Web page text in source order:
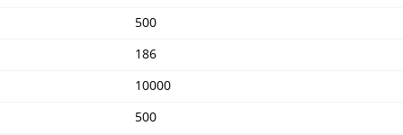
500
186
10000
500